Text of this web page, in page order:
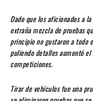
Dado que los aficionados a
extraña mezcla de pruebas
principio no gustaron a todo
puliendo detalles aumentó
competiciones.
Tirar de vehículos fue una